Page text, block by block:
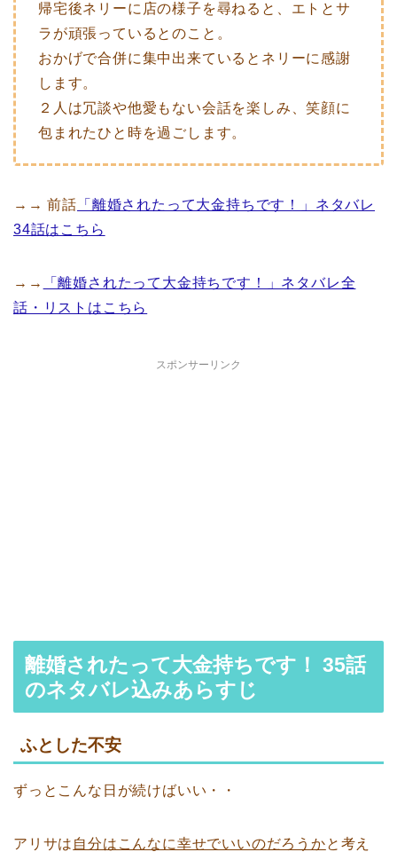
帰宅後ネリーに店の様子を尋ねると、エトとサ
ラが頑張っているとのこと。
おかげで合併に集中出来ているとネリーに感謝
します。
２人は冗談や他愛もない会話を楽しみ、笑顔に
包まれたひと時を過ごします。
→→ 前話 「離婚されたって大金持ちです！」ネタバレ
34話はこちら
→→
「離婚されたって大金持ちです！」ネタバレ全
話・リストはこちら
スポンサーリンク
離婚されたって大金持ちです！ 35話
のネタバレ込みあらすじ
ふとした不安
ずっとこんな日が続けばいい・・
アリサは 自分はこんなに幸せでいいのだろうかと考え